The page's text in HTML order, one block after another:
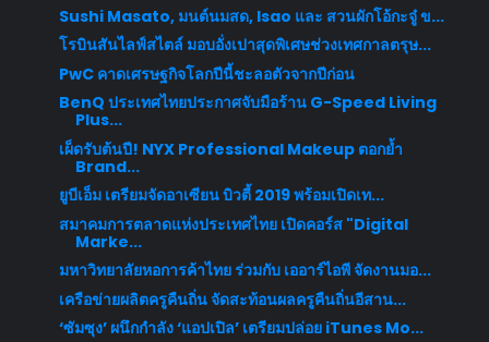
Sushi Masato, มนต์นมสด, Isao และ สวนผักโอ้กะจู๋ ข...
โรบินสันไลฟ์สไตล์ มอบอั่งเปาสุดพิเศษช่วงเทศกาลตรุษ...
PwC คาดเศรษฐกิจโลกปีนี้ชะลอตัวจากปีก่อน
BenQ ประเทศไทยประกาศจับมือร้าน G-Speed Living
Plus...
เผ็ดรับต้นปี! NYX Professional Makeup ตอกย้ำ
Brand...
ยูบีเอ็ม เตรียมจัดอาเซียน บิวตี้ 2019 พร้อมเปิดเท...
สมาคมการตลาดแห่งประเทศไทย เปิดคอร์ส "Digital
Marke...
มหาวิทยาลัยหอการค้าไทย ร่วมกับ เออาร์ไอพี จัดงานมอ...
เครือข่ายผลิตครูคืนถิ่น จัดสะท้อนผลครูคืนถิ่นอีสาน...
‘ซัมซุง’ ผนึกกำลัง ‘แอปเปิล’ เตรียมปล่อย iTunes Mo...